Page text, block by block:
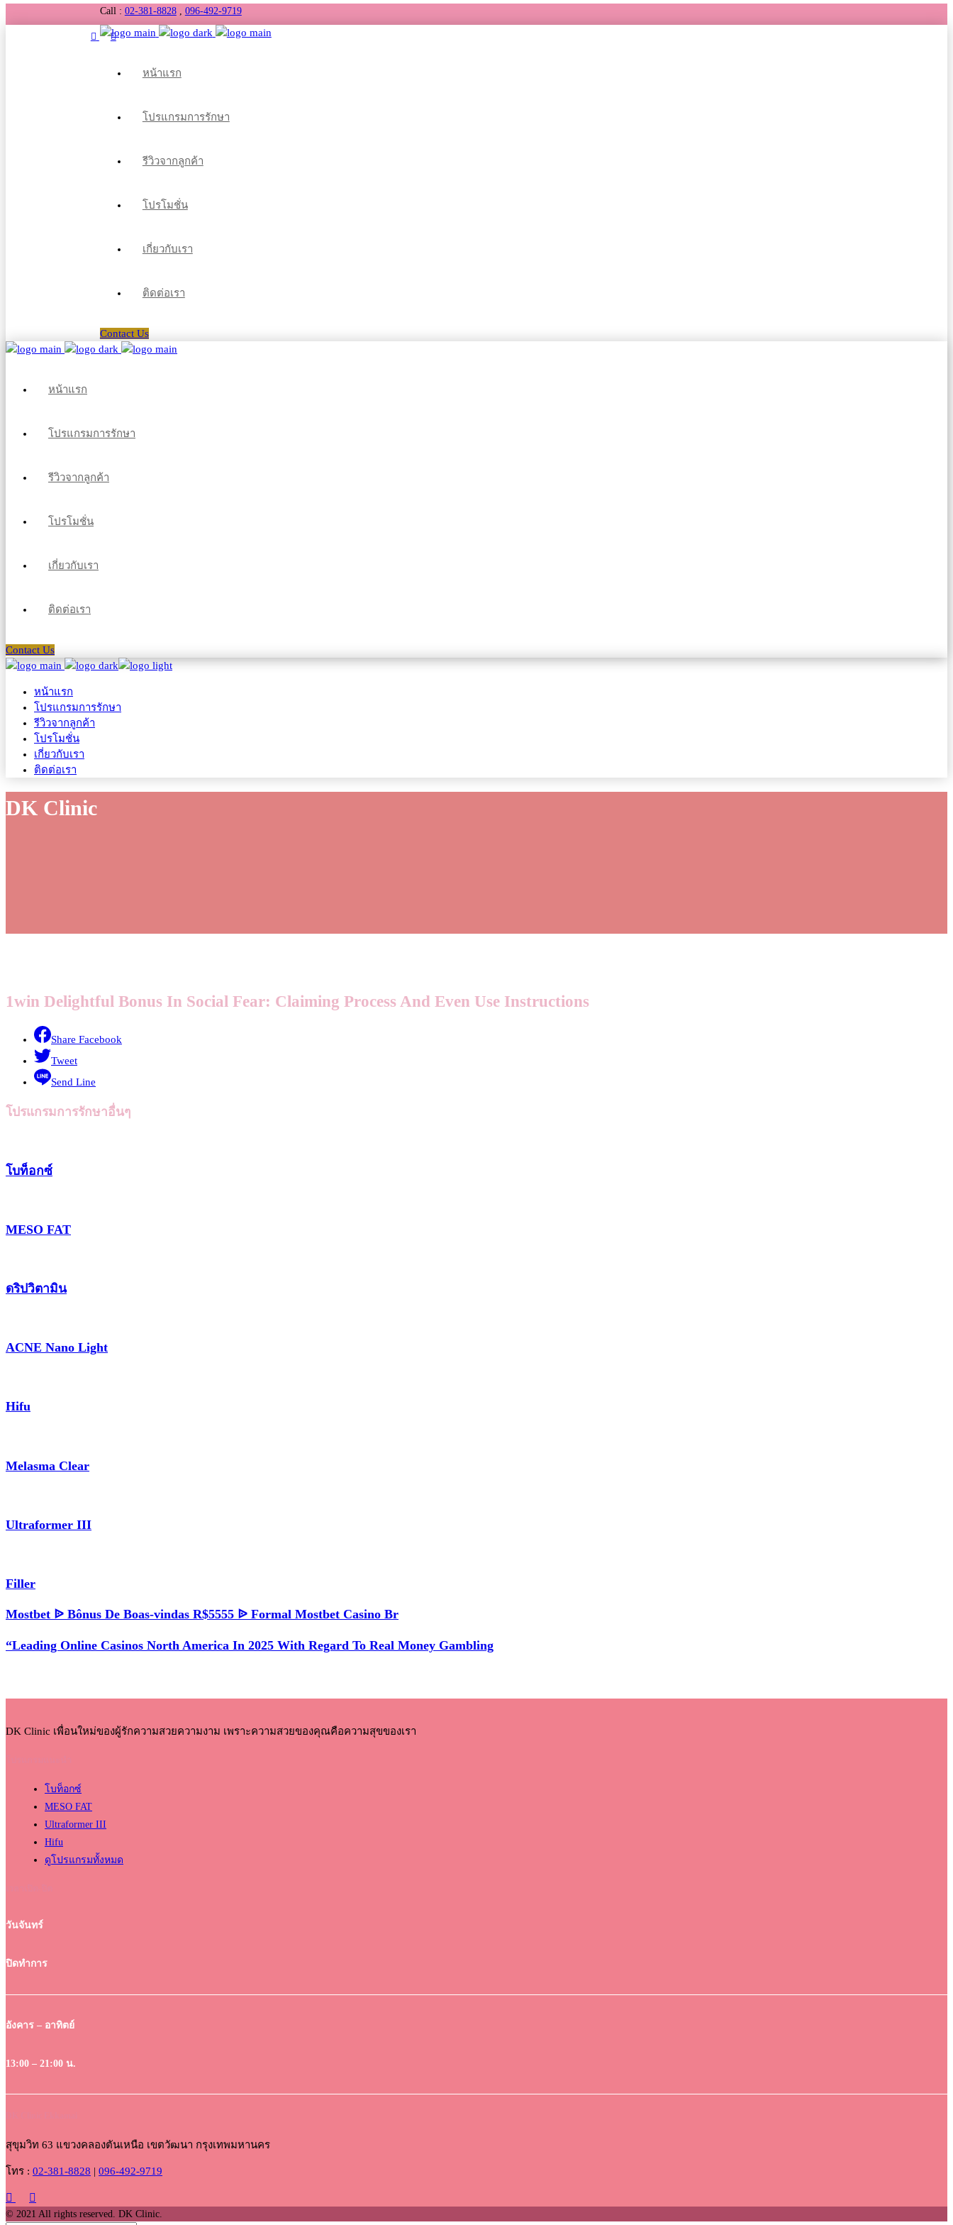
Call : 02-381-8828, 096-492-9719
หน้าแรก
โปรแกรมการรักษา
รีวิวจากลูกค้า
โปรโมชั่น
เกี่ยวกับเรา
ติดต่อเรา
Contact Us
หน้าแรก
โปรแกรมการรักษา
รีวิวจากลูกค้า
โปรโมชั่น
เกี่ยวกับเรา
ติดต่อเรา
Contact Us
หน้าแรก
โปรแกรมการรักษา
รีวิวจากลูกค้า
โปรโมชั่น
เกี่ยวกับเรา
ติดต่อเรา
DK Clinic
1win Delightful Bonus In Social Fear: Claiming Process And Even Use Instructions
Share Facebook
Tweet
Send Line
โปรแกรมการรักษาอื่นๆ
โบท็อกซ์
MESO FAT
ดริปวิตามิน
ACNE Nano Light
Hifu
Melasma Clear
Ultraformer III
Filler
Mostbet ᐉ Bônus De Boas-vindas R$5555 ᐉ Formal Mostbet Casino Br
“Leading Online Casinos North America In 2025 With Regard To Real Money Gambling
DK Clinic เพื่อนใหม่ของผู้รักความสวยความงาม เพราะความสวยของคุณคือความสุขของเรา
โบท็อกซ์
MESO FAT
Ultraformer III
Hifu
ดูโปรแกรมทั้งหมด
วันจันทร์
ปิดทำการ
อังคาร – อาทิตย์
13:00 – 21:00 น.
สุขุมวิท 63 แขวงคลองตันเหนือ เขตวัฒนา กรุงเทพมหานคร
โทร : 02-381-8828 | 096-492-9719
© 2021 All rights reserved. DK Clinic.